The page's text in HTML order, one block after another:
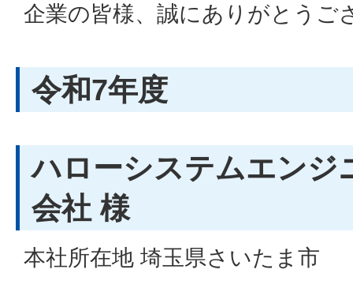
企業の皆様、誠にありがとうご
令和7年度
ハローシステムエンジ
会社 様
本社所在地 埼玉県さいたま市